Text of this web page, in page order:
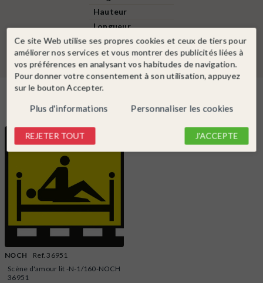
Hauteur
Longueur
NOCH
Ref. 36951
Scène d'amour lit -N-1/160-NOCH
36951
Ce site Web utilise ses propres cookies et ceux de tiers pour
améliorer nos services et vous montrer des publicités liées à
vos préférences en analysant vos habitudes de navigation.
Pour donner votre consentement à son utilisation, appuyez
sur le bouton Accepter.
Plus d'informations Personnaliser les cookies
REJETER TOUT J'ACCEPTE